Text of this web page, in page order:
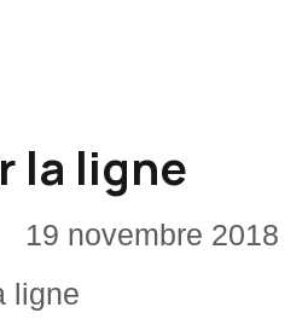
la ligne
19 novembre 2018